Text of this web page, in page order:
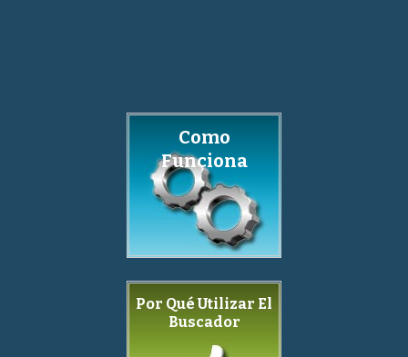
Como
Funciona
Por Qué Utilizar El
Buscador